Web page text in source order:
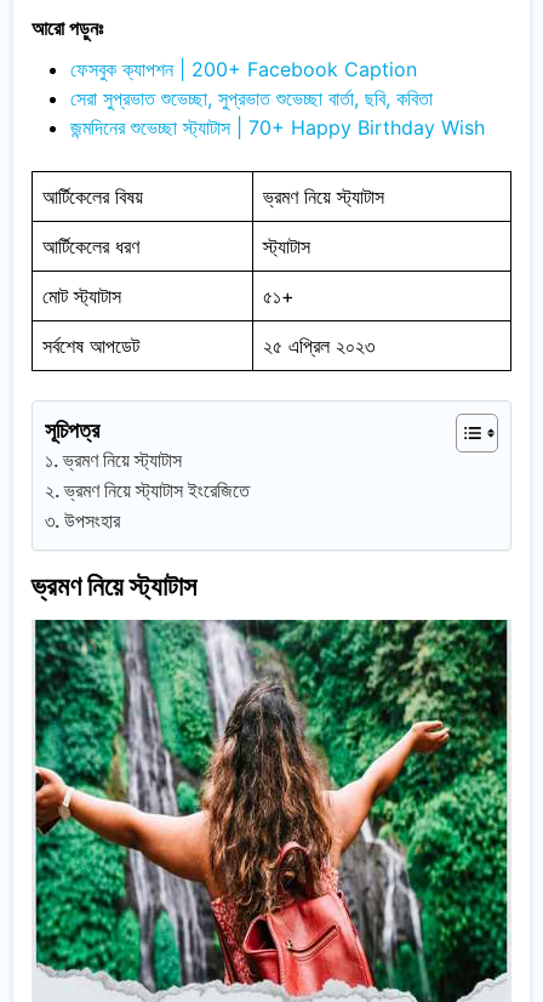
আরো পড়ুনঃ
ফেসবুক ক্যাপশন | 200+ Facebook Caption
সেরা সুপ্রভাত শুভেচ্ছা, সুপ্রভাত শুভেচ্ছা বার্তা, ছবি, কবিতা
জন্মদিনের শুভেচ্ছা স্ট্যাটাস | 70+ Happy Birthday Wish
আর্টিকেলের বিষয় ভ্রমণ নিয়ে স্ট্যাটাস
আর্টিকেলের ধরণ স্ট্যাটাস
মোট স্ট্যাটাস ৫১+
সর্বশেষ আপডেট ২৫ এপ্রিল ২০২৩
সূচিপত্র
ভ্রমণ নিয়ে স্ট্যাটাস
ভ্রমণ নিয়ে স্ট্যাটাস ইংরেজিতে
উপসংহার
ভ্রমণ নিয়ে স্ট্যাটাস